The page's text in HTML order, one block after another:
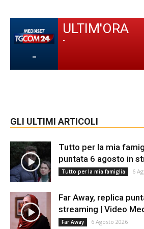
-
ULTIM'ORA
-
GLI ULTIMI ARTICOLI
Tutto per la mia
puntata 6 agosto in
Tutto per la mia famiglia 6
Far Away, replica
streaming | Video
Far Away 6 Agosto 2026